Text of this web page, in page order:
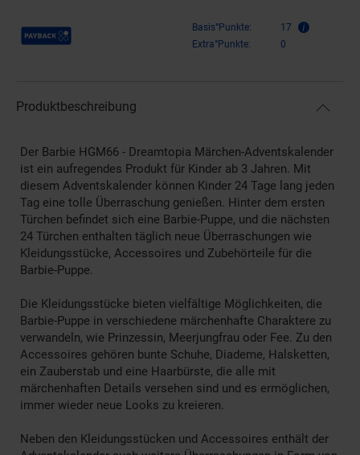
Payback Punkte Basis°Punkte:
17
Extra°Punkte:
0
Produktbeschreibung
Der Barbie HGM66 - Dreamtopia Märchen-Adventskalender
ist ein aufregendes Produkt für Kinder ab 3 Jahren. Mit
diesem Adventskalender können Kinder 24 Tage lang jeden
Tag eine tolle Überraschung genießen. Hinter dem ersten
Türchen befindet sich eine Barbie-Puppe, und die nächsten
24 Türchen enthalten täglich neue Überraschungen wie
Kleidungsstücke, Accessoires und Zubehörteile für die
Barbie-Puppe.
Die Kleidungsstücke bieten vielfältige Möglichkeiten, die
Barbie-Puppe in verschiedene märchenhafte Charaktere zu
verwandeln, wie Prinzessin, Meerjungfrau oder Fee. Zu den
Accessoires gehören bunte Schuhe, Diademe, Halsketten,
ein Zauberstab und eine Haarbürste, die alle mit
märchenhaften Details versehen sind und es ermöglichen,
immer wieder neue Looks zu kreieren.
Neben den Kleidungsstücken und Accessoires enthält der